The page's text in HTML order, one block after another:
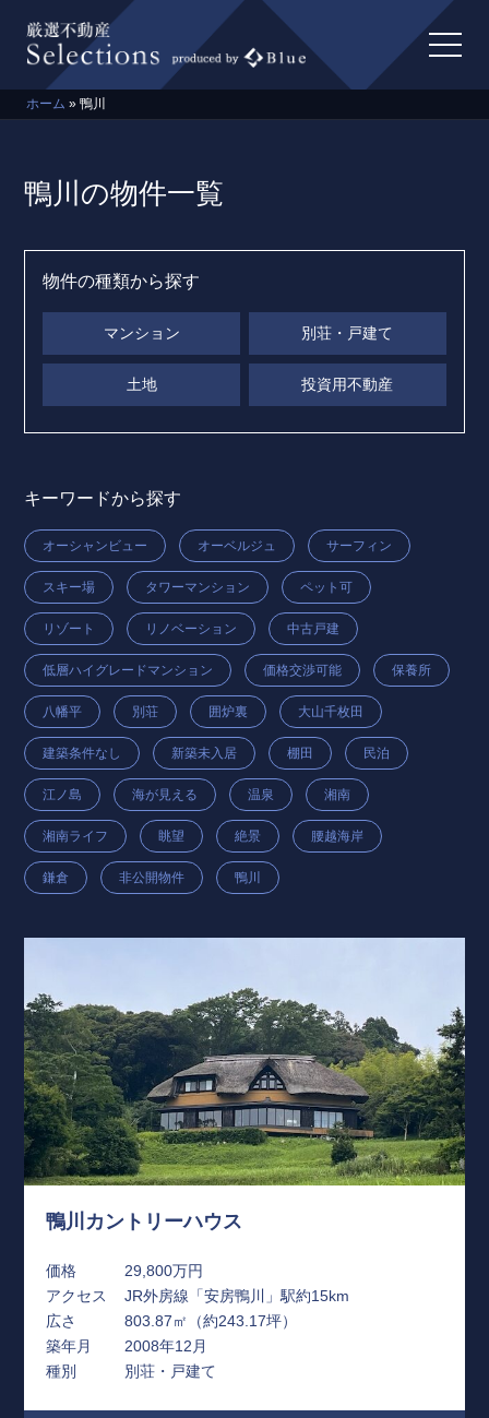
ホーム » 鴨川
鴨川の物件一覧
物件の種類から探す
マンション 別荘・戸建て
土地 投資用不動産
キーワードから探す
オーシャンビュー オーベルジュ サーフィン
スキー場 タワーマンション ペット可
リゾート リノベーション 中古戸建
低層ハイグレードマンション 価格交渉可能 保養所
八幡平 別荘 囲炉裏 大山千枚田
建築条件なし 新築未入居 棚田 民泊
江ノ島 海が見える 温泉 湘南
湘南ライフ 眺望 絶景 腰越海岸
鎌倉 非公開物件 鴨川
鴨川カントリーハウス
価格
29,800万円
アクセス
JR外房線「安房鴨川」駅約15km
広さ
803.87㎡（約243.17坪）
築年月
2008年12月
種別
別荘・戸建て